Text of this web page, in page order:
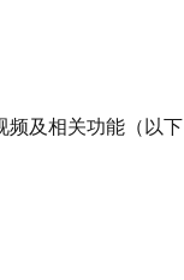
频及相关功能（以下